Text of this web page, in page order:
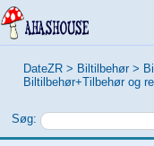
DateZR > Biltilbehør >
Biltilbehør+Tilbehør og
Søg: